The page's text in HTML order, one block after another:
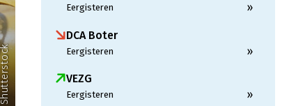
Eergisteren »
DCA Boter
Eergisteren »
VEZG
Eergisteren »